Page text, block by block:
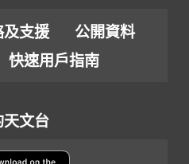
及支援
公開資料
快速用戶指南
天文台